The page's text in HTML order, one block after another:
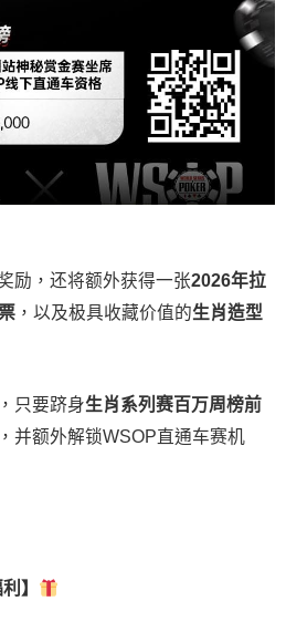
励，还将额外获得一张2026年拉
，以及极具收藏价值的生肖造型
只要跻身生肖系列赛百万周榜前
并额外解锁WSOP直通车赛机
】